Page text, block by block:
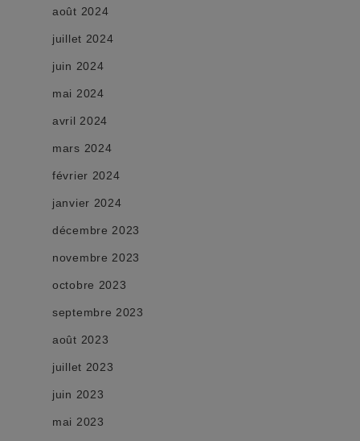
août 2024
juillet 2024
juin 2024
mai 2024
avril 2024
mars 2024
février 2024
janvier 2024
décembre 2023
novembre 2023
octobre 2023
septembre 2023
août 2023
juillet 2023
juin 2023
mai 2023